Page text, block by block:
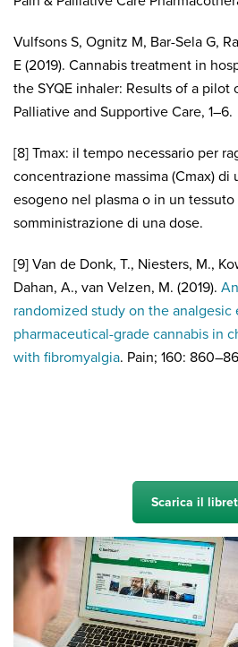
Vulfsons S, Ognitz M, Bar-Sela G,
E (2019). Cannabis treatment in
the SYQE inhaler: Results of a pilot
Palliative and Supportive Care, 1–6.
[8] Tmax: il tempo necessario per
concentrazione massima (Cmax) di
esogeno nel plasma o in un
somministrazione di una dose.
[9] Van de Donk, T., Niesters, M.,
Dahan, A., van Velzen, M. (2019).
randomized study on the analgesic
pharmaceutical-grade cannabis in
with fibromyalgia. Pain; 160:
Scarica il